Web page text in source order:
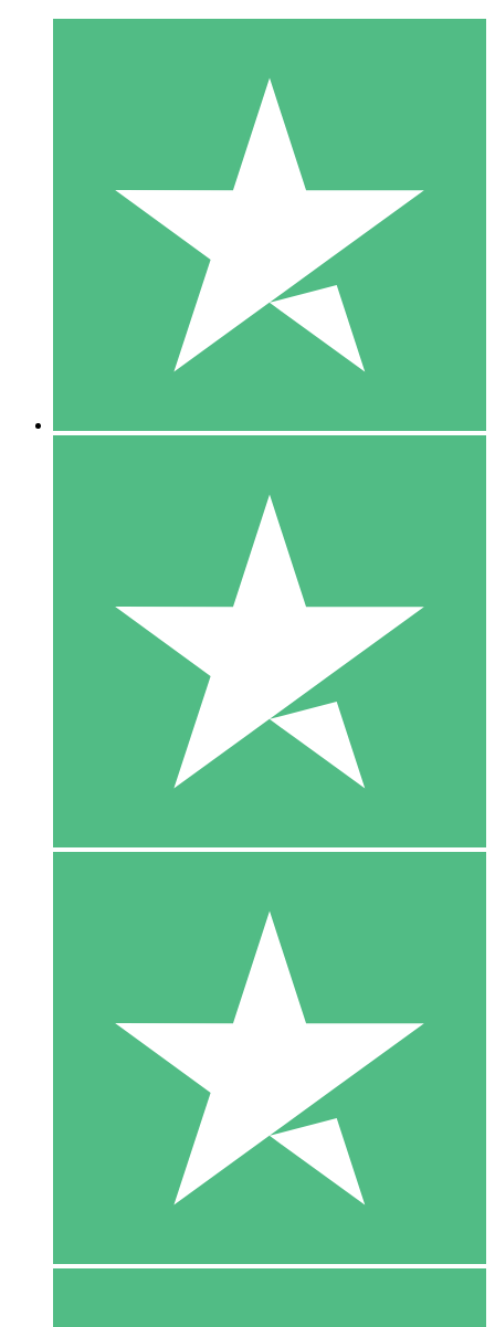
Individuelle Credit-Pakete
Zahlen Sie nach Bedarf mit Download-Credits. Keine
monatliche Verpflichtung erforderlich.
10 00
10 Downloads
20 00